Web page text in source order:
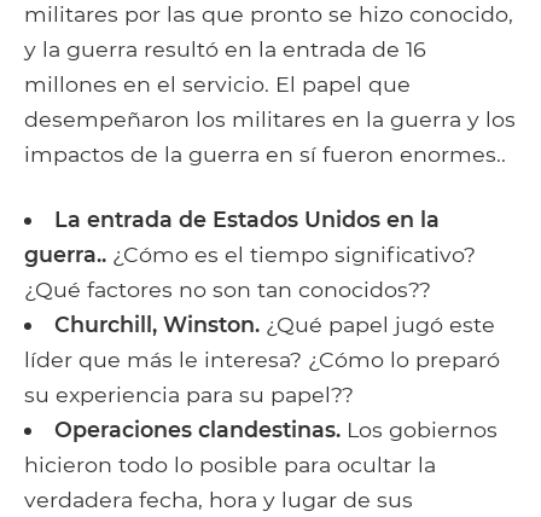
militares por las que pronto se hizo conocido,
y la guerra resultó en la entrada de 16
millones en el servicio. El papel que
desempeñaron los militares en la guerra y los
impactos de la guerra en sí fueron enormes..
La entrada de Estados Unidos en la
guerra.. ¿Cómo es el tiempo significativo?
¿Qué factores no son tan conocidos??
Churchill, Winston. ¿Qué papel jugó este
líder que más le interesa? ¿Cómo lo preparó
su experiencia para su papel??
Operaciones clandestinas. Los gobiernos
hicieron todo lo posible para ocultar la
verdadera fecha, hora y lugar de sus